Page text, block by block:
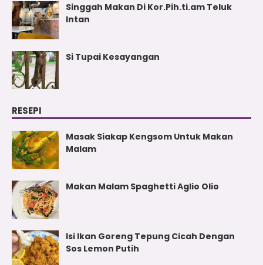
Singgah Makan Di Kor.Pih.ti.am Teluk
Intan
Si Tupai Kesayangan
RESEPI
Masak Siakap Kengsom Untuk Makan
Malam
Makan Malam Spaghetti Aglio Olio
Isi Ikan Goreng Tepung Cicah Dengan
Sos Lemon Putih